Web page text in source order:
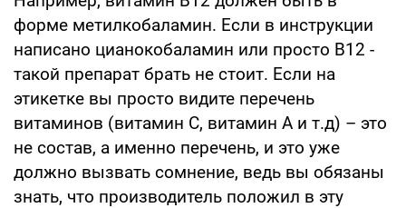
форме метилкобаламин. Если в инструкции
написано цианокобаламин или просто В12 -
такой препарат брать не стоит. Если на
этикетке вы просто видите перечень
витаминов (витамин С, витамин А и т.д) – это
не состав, а именно перечень, и это уже
должно вызвать сомнение, ведь вы обязаны
знать, что производитель положил в эту